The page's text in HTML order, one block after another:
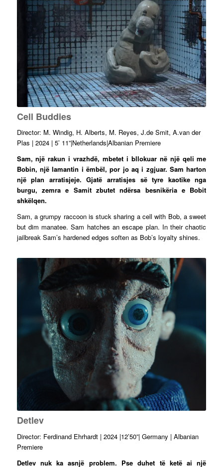
Cell Buddies
Director: M. Windig, H. Alberts, M. Reyes, J.de Smit, A.van der
Plas | 2024 | 5’ 11”|Netherlands|Albanian Premiere
Sam, një rakun i vrazhdë, mbetet i bllokuar në një qeli me
Bobin, një lamantin i ëmbël, por jo aq i zgjuar. Sam harton
një plan arratisjeje. Gjatë arratisjes së tyre kaotike nga
burgu, zemra e Samit zbutet ndërsa besnikëria e Bobit
shkëlqen.
Sam, a grumpy raccoon is stuck sharing a cell with Bob, a sweet
but dim manatee. Sam hatches an escape plan. In their chaotic
jailbreak Sam’s hardened edges soften as Bob’s loyalty shines.
Detlev
Director: Ferdinand Ehrhardt | 2024 |12’50”| Germany | Albanian
Premiere
Detlev nuk ka asnjë problem. Pse duhet të ketë ai një